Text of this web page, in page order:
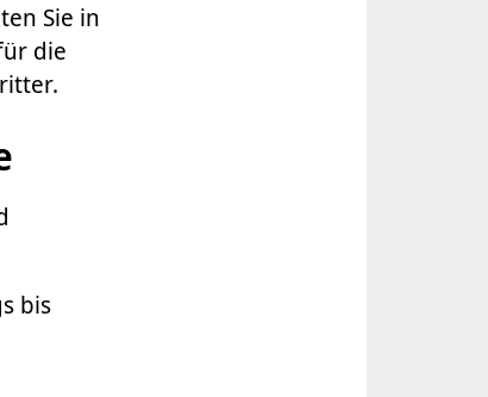
Sie in
die
bis